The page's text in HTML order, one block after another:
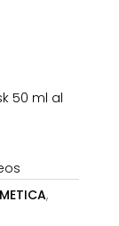
50 ml al
,